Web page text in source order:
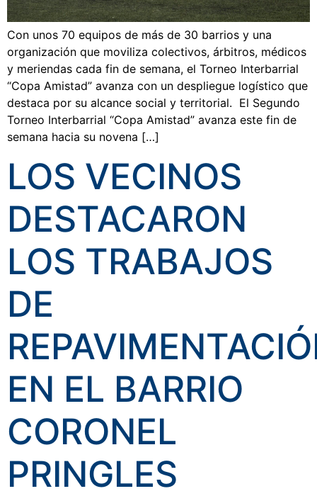
Con unos 70 equipos de más de 30 barrios y una
organización que moviliza colectivos, árbitros, médicos
y meriendas cada fin de semana, el Torneo Interbarrial
“Copa Amistad” avanza con un despliegue logístico que
destaca por su alcance social y territorial. El Segundo
Torneo Interbarrial “Copa Amistad” avanza este fin de
semana hacia su novena […]
LOS VECINOS
DESTACARON
LOS TRABAJOS
DE
EN EL BARRIO
CORONEL
PRINGLES